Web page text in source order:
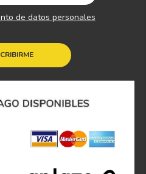
de datos personales